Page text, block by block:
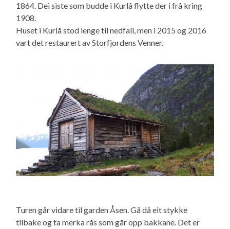
1864. Dei siste som budde i Kurlå flytte der i frå kring
1908.
Huset i Kurlå stod lenge til nedfall, men i 2015 og 2016
vart det restaurert av Storfjordens Venner.
Turen går vidare til garden Åsen. Gå då eit stykke
tilbake og ta merka rås som går opp bakkane. Det er